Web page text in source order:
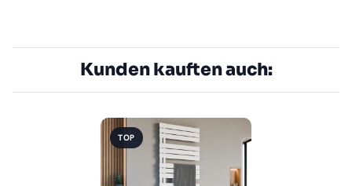
Kunden kauften auch:
TOP